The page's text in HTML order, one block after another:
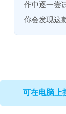
作中逐一尝
你会发现这
可在电脑上